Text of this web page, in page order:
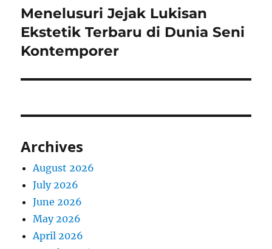
Next
post:
Menelusuri Jejak Lukisan
Ekstetik Terbaru di Dunia Seni
Kontemporer
Archives
August 2026
July 2026
June 2026
May 2026
April 2026